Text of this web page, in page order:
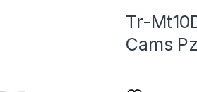
Tr-
Cams Pz